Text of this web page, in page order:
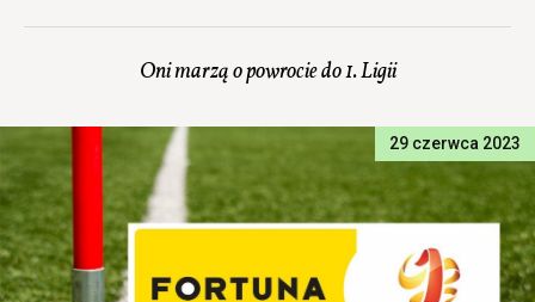
Oni marzą o powrocie do 1. Ligii
29 czerwca 2023